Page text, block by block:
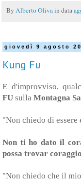
By Alberto Olivain data
giovedì 9 agosto
Kung Fu
E d'improvviso,
FU sulla Montagna
"Non chiedo di
Non ti ho dato il
possa trovar
"Non chiedo che il